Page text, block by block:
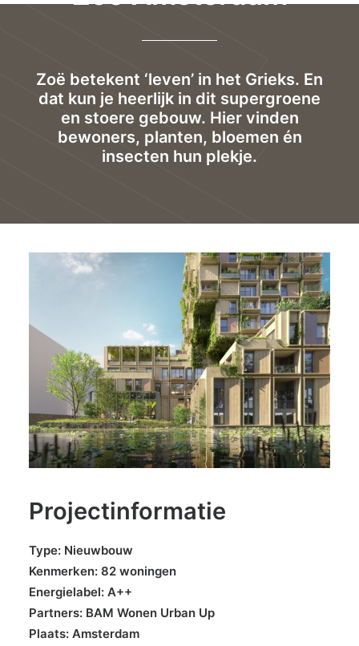
Zoë betekent ‘leven’ in het Grieks. En
dat kun je heerlijk in dit supergroene
en stoere gebouw. Hier vinden
bewoners, planten, bloemen én
insecten hun plekje.
Projectinformatie
Type: Nieuwbouw
Kenmerken: 82 woningen
Energielabel: A++
Partners: BAM Wonen Urban Up
Plaats: Amsterdam